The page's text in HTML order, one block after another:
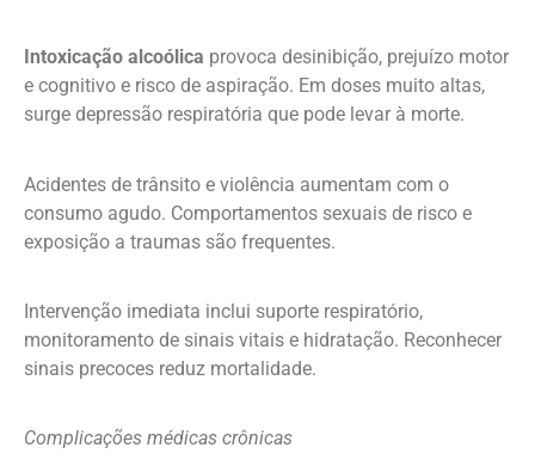
Intoxicação alcoólica provoca desinibição, prejuízo motor
e cognitivo e risco de aspiração. Em doses muito altas,
surge depressão respiratória que pode levar à morte.
Acidentes de trânsito e violência aumentam com o
consumo agudo. Comportamentos sexuais de risco e
exposição a traumas são frequentes.
Intervenção imediata inclui suporte respiratório,
monitoramento de sinais vitais e hidratação. Reconhecer
sinais precoces reduz mortalidade.
Complicações médicas crônicas